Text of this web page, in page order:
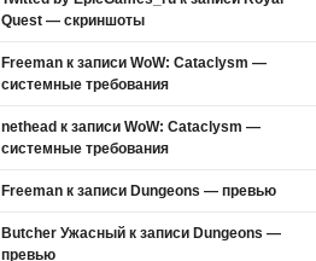
Quest — скриншоты
Freeman к записи WoW: Cataclysm —
системные требования
nethead к записи WoW: Cataclysm —
системные требования
Freeman к записи Dungeons — превью
Butcher Ужасный к записи Dungeons —
превью